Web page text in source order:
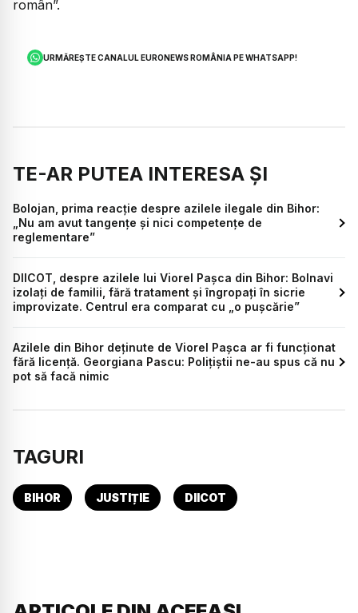
român”.
URMĂREȘTE CANALUL EURONEWS ROMÂNIA PE WHATSAPP!
TE-AR PUTEA INTERESA ȘI
Bolojan, prima reacție despre azilele ilegale din Bihor:
„Nu am avut tangențe și nici competențe de
reglementare”
DIICOT, despre azilele lui Viorel Pașca din Bihor: Bolnavi
izolați de familii, fără tratament și îngropați în sicrie
improvizate. Centrul era comparat cu „o pușcărie”
Azilele din Bihor deținute de Viorel Pașca ar fi funcționat
fără licență. Georgiana Pascu: Polițiștii ne-au spus că nu
pot să facă nimic
TAGURI
BIHOR JUSTIȚIE DIICOT